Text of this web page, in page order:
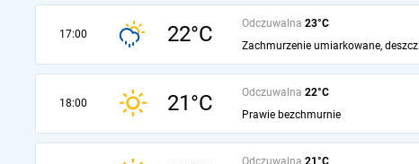
17:00 22°C Odczuwalna 23°C
Zachmurzenie umiarkowane, deszcz
18:00 21°C Odczuwalna 22°C
Prawie bezchmurnie
Odczuwalna 21°C